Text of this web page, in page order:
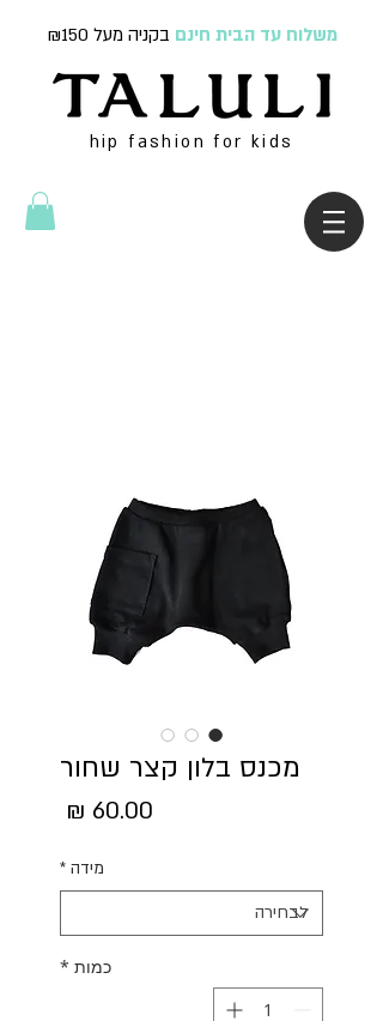
משלוח עד הבית חינם בקניה מעל ₪150
hip fashion for kids
מכנס בלון קצר שחור
מידה *
כמות *